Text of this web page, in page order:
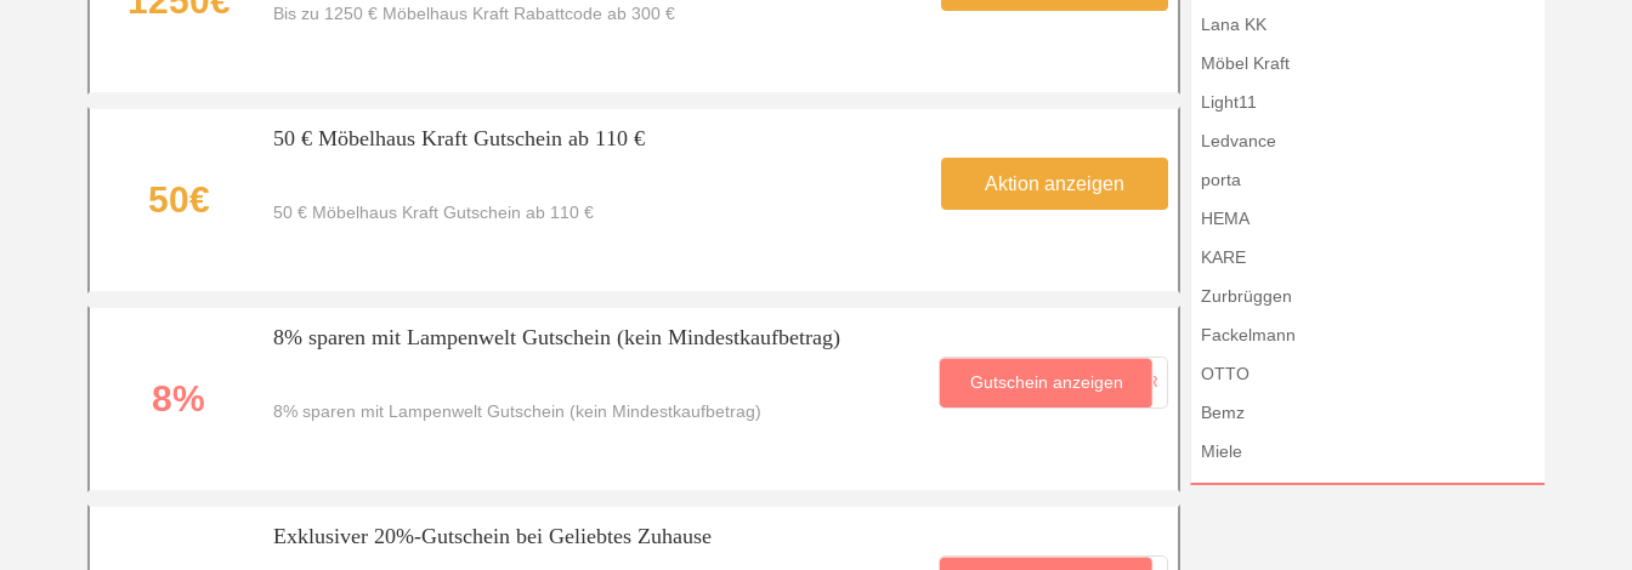
Bis zu 1250 € Möbelhaus Kraft Rabattcode ab 300 €
50€
50 € Möbelhaus Kraft Gutschein ab 110 €
50 € Möbelhaus Kraft Gutschein ab 110 €
Aktion anzeigen
8%
8% sparen mit Lampenwelt Gutschein (kein Mindestkaufbetrag)
8% sparen mit Lampenwelt Gutschein (kein Mindestkaufbetrag)
...DR
Gutschein anzeigen
Exklusiver 20%-Gutschein bei Geliebtes Zuhause
Lana KK
Möbel Kraft
Light11
Ledvance
porta
HEMA
KARE
Zurbrüggen
Fackelmann
OTTO
Bemz
Miele